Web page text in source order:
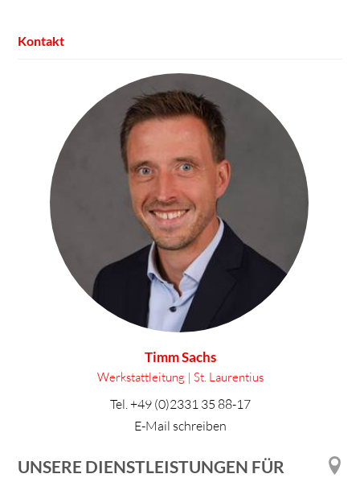
Kontakt
Timm Sachs
Werkstattleitung | St. Laurentius
Tel.+49 (0)2331 35 88-17
E-Mail schreiben
UNSERE DIENSTLEISTUNGEN FÜR